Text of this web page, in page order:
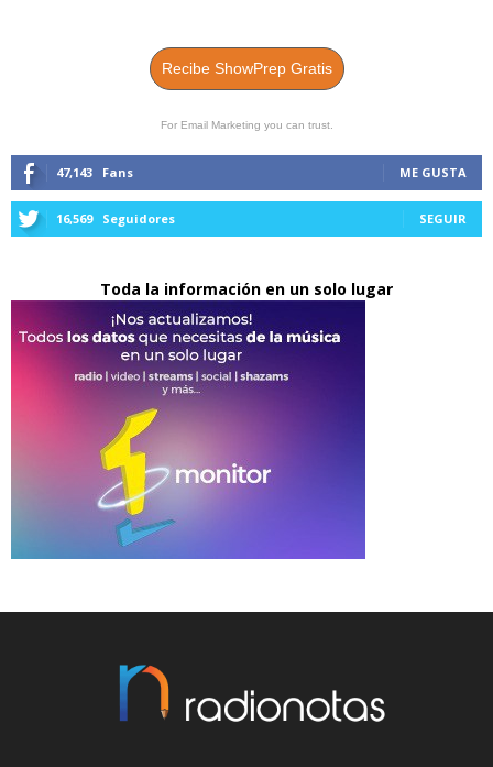
Recibe ShowPrep Gratis
For Email Marketing you can trust.
47,143 Fans ME GUSTA
16,569 Seguidores SEGUIR
Toda la información en un solo lugar